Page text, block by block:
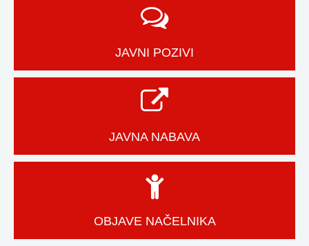
JAVNI POZIVI
JAVNA NABAVA
OBJAVE NAČELNIKA